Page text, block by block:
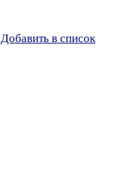
Добавить в список